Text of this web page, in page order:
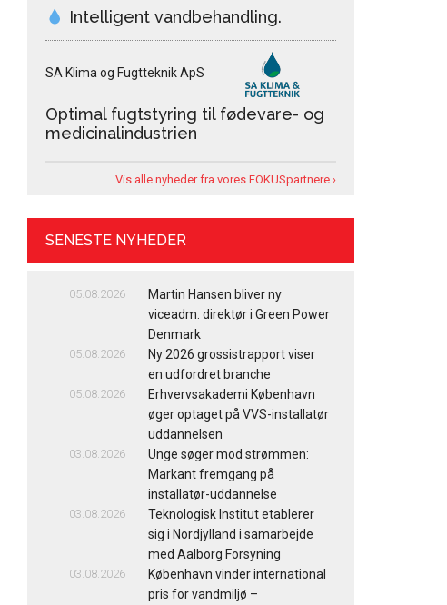
Intelligent vandbehandling.
SA Klima og Fugtteknik ApS
Optimal fugtstyring til fødevare- og
medicinalindustrien
Vis alle nyheder fra vores FOKUSpartnere ›
SENESTE NYHEDER
05.08.2026
Martin Hansen bliver ny
viceadm. direktør i Green Power
Denmark
05.08.2026
Ny 2026 grossistrapport viser
en udfordret branche
05.08.2026
Erhvervsakademi København
øger optaget på VVS-installatør
uddannelsen
03.08.2026
Unge søger mod strømmen:
Markant fremgang på
installatør-uddannelse
03.08.2026
Teknologisk Institut etablerer
sig i Nordjylland i samarbejde
med Aalborg Forsyning
03.08.2026
København vinder international
pris for vandmiljø –